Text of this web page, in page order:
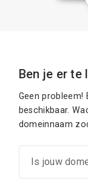
Ben je er te
Geen probleem!
beschikbaar.
domeinnaam